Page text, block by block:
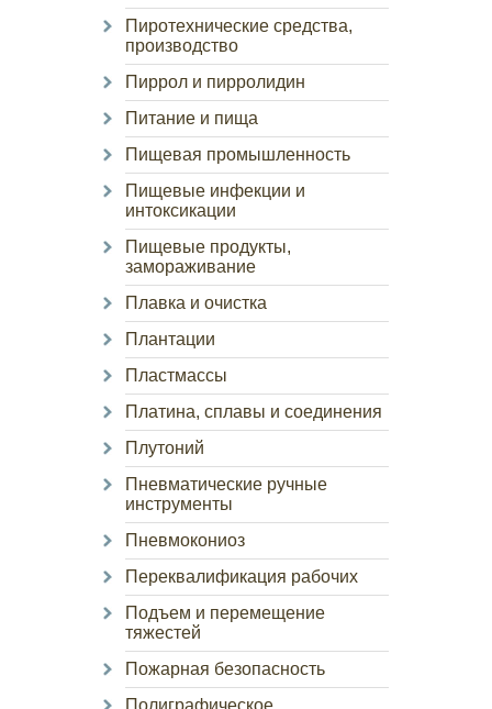
Пиротехнические средства,
производство
Пиррол и пирролидин
Питание и пища
Пищевая промышленность
Пищевые инфекции и
интоксикации
Пищевые продукты,
замораживание
Плавка и очистка
Плантации
Пластмассы
Платина, сплавы и соединения
Плутоний
Пневматические ручные
инструменты
Пневмокониоз
Переквалификация рабочих
Подъем и перемещение
тяжестей
Пожарная безопасность
Полиграфическое